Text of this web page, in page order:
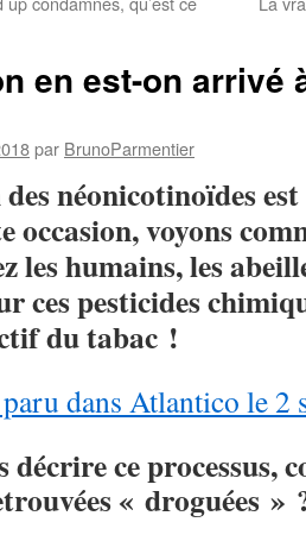
en est-on arrivé
par BrunoParmentier
néonicotinoïdes
occasion, voyons
les humains, les
ces pesticides
du tabac !
dans Atlantico le 2
décrire ce processus,
« droguées